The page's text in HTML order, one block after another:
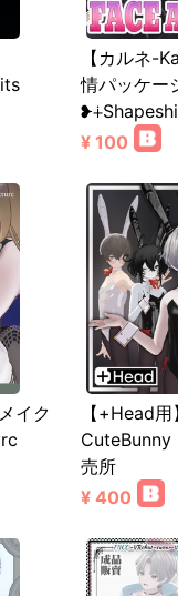
【カルネ-
情パッケー
¥ 100
イク
【+Head
CuteBunny
売所
¥ 400